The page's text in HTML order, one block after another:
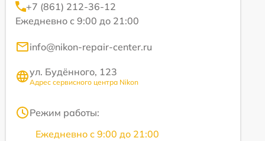
+7 (861) 212-36-12
Ежедневно с 9:00 до 21:00
info@nikon-repair-center.ru
ул. Будённого, 123
Адрес сервисного центра Nikon
Режим работы:
Ежедневно с 9:00 до 21:00